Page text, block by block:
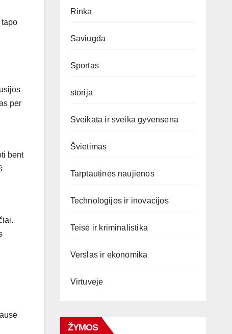
per
bent
Rinka
Saviugda
Sportas
storija
Sveikata ir sveika gyvensena
Švietimas
Tarptautinės naujienos
Technologijos ir inovacijos
Teisė ir kriminalistika
Verslas ir ekonomika
Virtuvėje
ŽYMOS